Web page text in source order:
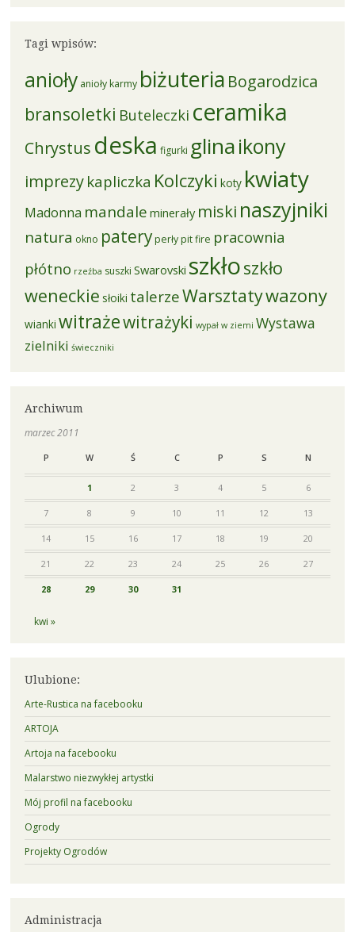
Tagi wpisów:
anioły anioły karmy biżuteria Bogarodzica
bransoletki Buteleczki ceramika
Chrystus deska figurki glinaikony
imprezy kapliczka Kolczyki koty kwiaty
Madonna mandale minerały miski naszyjniki
natura okno pateryperłypit fire pracownia
płótno rzeźba suszki Swarovski szkłoszkło
weneckie słoiki talerzeWarsztatywazony
wianki witrażewitrażyki wypał w ziemi Wystawa
zielniki świeczniki
Archiwum
marzec 2011
P W Ś C P S N
1 2 3 4 5 6
7 8 9 10 11 12 13
14 15 16 17 18 19 20
21 22 23 24 25 26 27
28 29 30 31
kwi »
Ulubione:
Arte-Rustica na facebooku
ARTOJA
Artoja na facebooku
Malarstwo niezwykłej artystki
Mój profil na facebooku
Ogrody
Projekty Ogrodów
Administracja